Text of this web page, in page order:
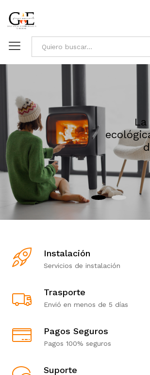
Weekend Promotions
Los mejores
precios en estufas
de pellets-40%
Ver ahora
Instalación
Servicios de instalación
Trasporte
Envió en menos de 5 días
Pagos Seguros
Pagos 100% seguros
Suporte